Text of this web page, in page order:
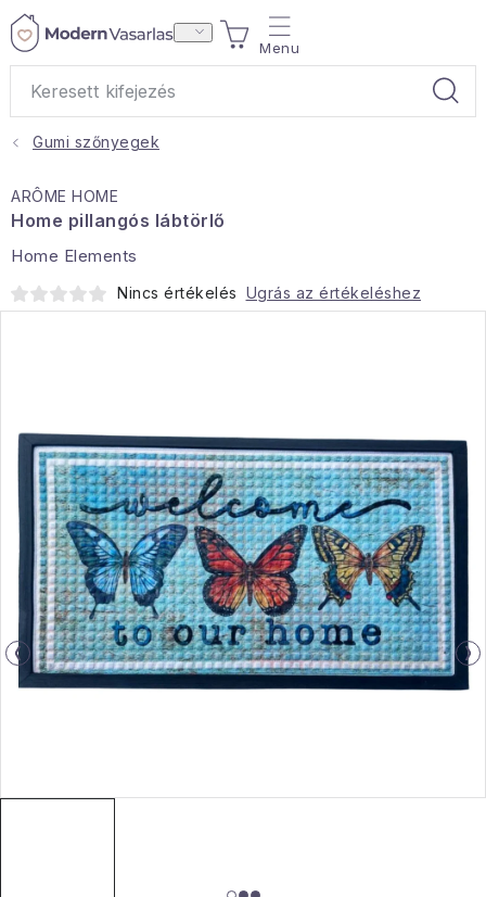
Ugrás
KOSÁR
Ajándékok
Otthoni illatok
Hobbi és kert
Gyűjtemény
Egészség és szépség
Sport és szabadban
Gyermekeknek
Gumi szőnyegek
ARÔME HOME
Home pillangós lábtörlő
Home Elements
Nincs értékelés Ugrás az értékeléshez